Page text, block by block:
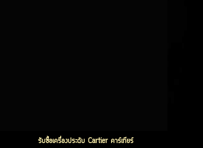
รับซื้อเครื่องประดับ Cartier คาร์เทียร์